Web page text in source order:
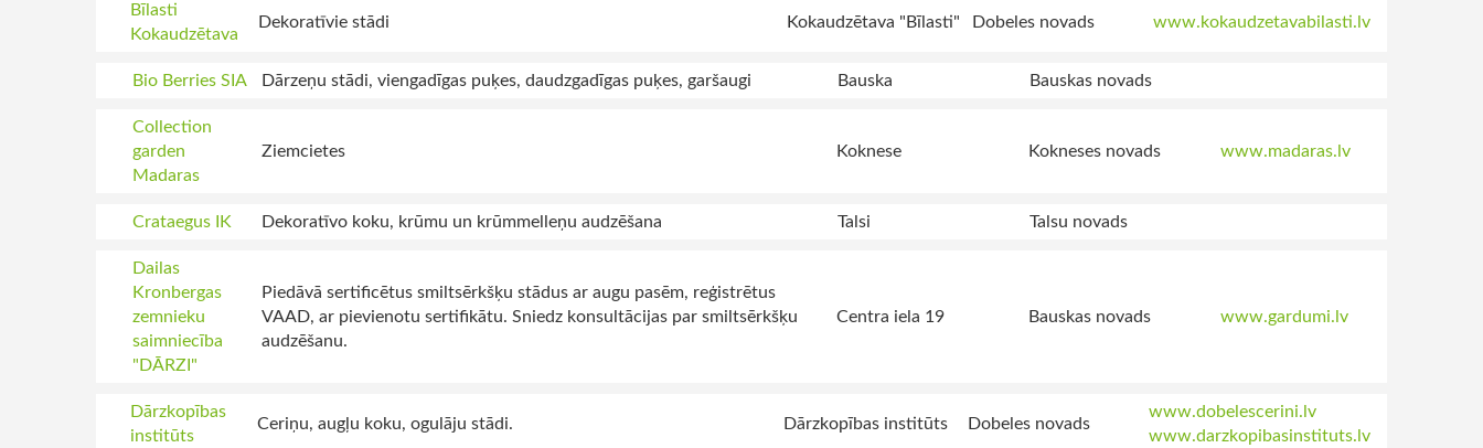
Bīlasti
Kokaudzētava
Dekoratīvie stādi Kokaudzētava "Bīlasti" Dobeles novads www.kokaudzetavabilasti.lv
Bio Berries SIA Dārzeņu stādi, viengadīgas puķes, daudzgadīgas puķes, garšaugi Bauska Bauskas novads
Collection
garden
Madaras
Ziemcietes Koknese Kokneses novads www.madaras.lv
Crataegus IK Dekoratīvo koku, krūmu un krūmmelleņu audzēšana Talsi Talsu novads
Dailas
Kronbergas
zemnieku
saimniecība
"DĀRZI"
Piedāvā sertificētus smiltsērkšķu stādus ar augu pasēm, reģistrētus
VAAD, ar pievienotu sertifikātu. Sniedz konsultācijas par smiltsērkšķu
audzēšanu.
Centra iela 19 Bauskas novads www.gardumi.lv
Dārzkopības
institūts
Ceriņu, augļu koku, ogulāju stādi. Dārzkopības institūts Dobeles novads
www.dobelescerini.lv
www.darzkopibasinstituts.lv